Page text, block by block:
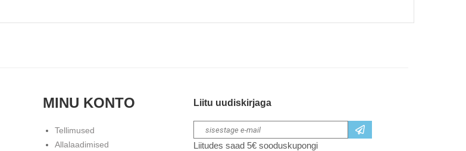
MINU KONTO
Tellimused
Allalaadimised
Liitu uudiskirjaga
Liitudes saad 5€ sooduskupongi